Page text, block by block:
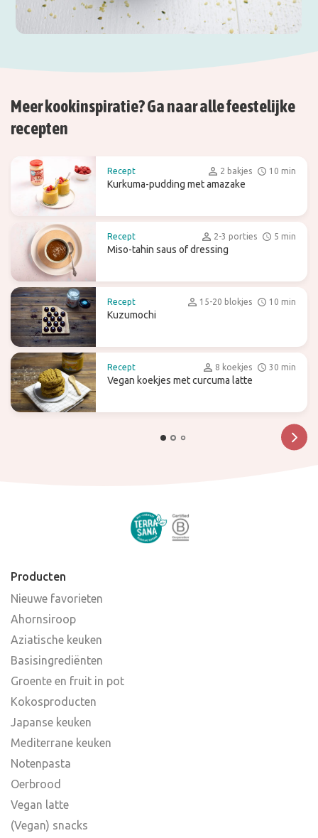
Meer kookinspiratie? Ga naar alle feestelijke
recepten
Recept 2 bakjes 10 min
Kurkuma-pudding met amazake
Recept 2-3 porties 5 min
Miso-tahin saus of dressing
Recept 15-20 blokjes 10 min
Kuzumochi
Recept 8 koekjes 30 min
Vegan koekjes met curcuma latte
Producten
Nieuwe favorieten
Ahornsiroop
Aziatische keuken
Basisingrediënten
Groente en fruit in pot
Kokosproducten
Japanse keuken
Mediterrane keuken
Notenpasta
Oerbrood
Vegan latte
(Vegan) snacks